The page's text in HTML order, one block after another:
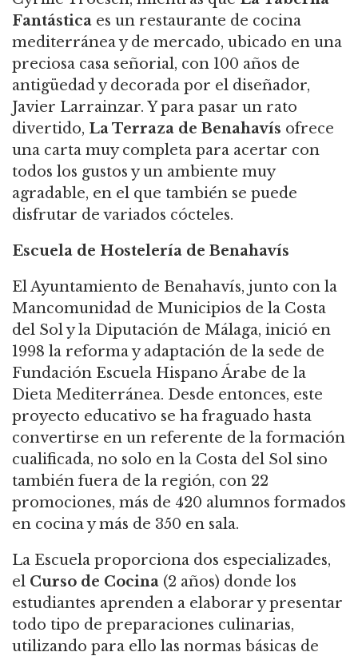
Fantástica es un restaurante de cocina
mediterránea y de mercado, ubicado en una
preciosa casa señorial, con 100 años de
antigüedad y decorada por el diseñador,
Javier Larrainzar. Y para pasar un rato
divertido, La Terraza de Benahavís ofrece
una carta muy completa para acertar con
todos los gustos y un ambiente muy
agradable, en el que también se puede
disfrutar de variados cócteles.
Escuela de Hostelería de Benahavís
El Ayuntamiento de Benahavís, junto con la
Mancomunidad de Municipios de la Costa
del Sol y la Diputación de Málaga, inició en
1998 la reforma y adaptación de la sede de
Fundación Escuela Hispano Árabe de la
Dieta Mediterránea. Desde entonces, este
proyecto educativo se ha fraguado hasta
convertirse en un referente de la formación
cualificada, no solo en la Costa del Sol sino
también fuera de la región, con 22
promociones, más de 420 alumnos formados
en cocina y más de 350 en sala.
La Escuela proporciona dos especializades,
el Curso de Cocina (2 años) donde los
estudiantes aprenden a elaborar y presentar
todo tipo de preparaciones culinarias,
utilizando para ello las normas básicas de